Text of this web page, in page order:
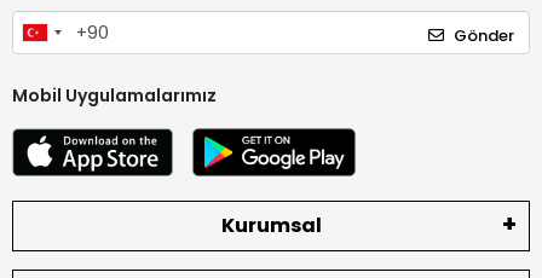
Gönder
Mobil Uygulamalarımız
Kurumsal